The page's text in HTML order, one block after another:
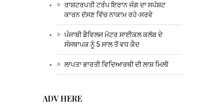
ਰਾਸ਼ਟਰਪਤੀ ਟਰੰਪ ਇਰਾਨ ਜੰਗ ਦਾ ਸਪੱਸ਼ਟ
ਕਾਰਨ ਦੱਸਣ ਵਿੱਚ ਨਾਕਾਮ ਰਹੇ-ਸਰਵੇ
ਪੰਜਾਬੀ ਡੈਵਿਲਜ ਮੋਟਰ ਸਾਈਕਲ ਕਲੱਬ ਦੇ
ਸੰਸਥਾਪਕ ਨੂੰ 5 ਸਾਲ ਤੋਂ ਵਧ ਕੈਦ
ਲਾਪਤਾ ਭਾਰਤੀ ਵਿਦਿਆਰਥੀ ਦੀ ਲਾਸ਼ ਮਿਲੀ
ADV HERE